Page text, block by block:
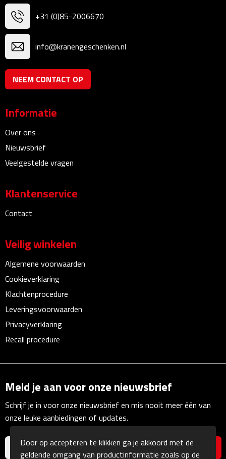
Linialen
Magneten
Pennen etui's
Pennenhouders
Puntenslijpers
Rekenmachines
Document- & Schrijfmappen
Documentmappen
Multifunctionele documentmappen
Schrijfmappen
Klemborden
Notitieboeken en Schriften
Memo's
Memoboekjes
Memo sets
Unieke memo's
+31 (0)85-2006670
info@kranengeschenken.nl
NEEM CONTACT OP
Informatie
Over ons
Nieuwsbrief
Veelgestelde vragen
Klantenservice
Contact
Veilig winkelen
Algemene voorwaarden
Cookieverklaring
Klachtenprocedure
Leveringsvoorwaarden
Privacyverklaring
Recall procedure
Meld je aan voor onze nieuwsbrief
Schrijf je in voor onze nieuwsbrief en mis nooit meer één van
onze leuke aanbiedingen of updates.
Door op accepteren te klikken ga je akkoord met de
geldende omgang van productinformatie zoals op de